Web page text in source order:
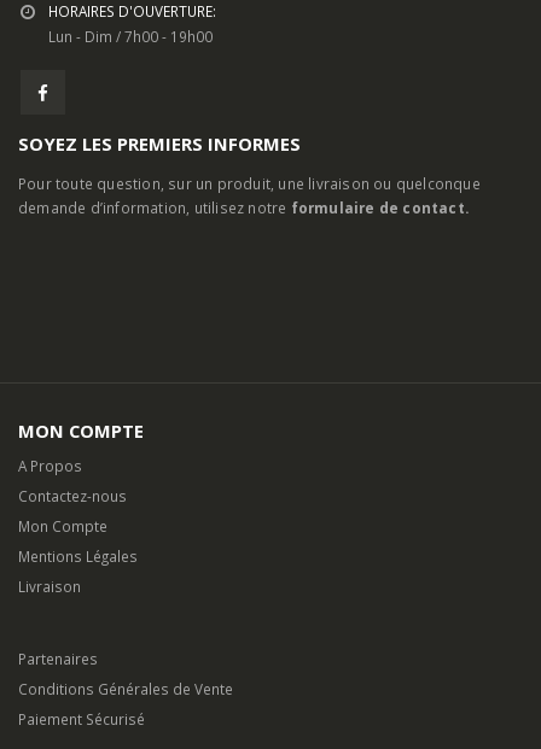
HORAIRES D'OUVERTURE:
Lun - Dim / 7h00 - 19h00
SOYEZ LES PREMIERS INFORMES
Pour toute question, sur un produit, une livraison ou quelconque
demande d’information, utilisez notre formulaire de contact.
MON COMPTE
A Propos
Contactez-nous
Mon Compte
Mentions Légales
Livraison
Partenaires
Conditions Générales de Vente
Paiement Sécurisé